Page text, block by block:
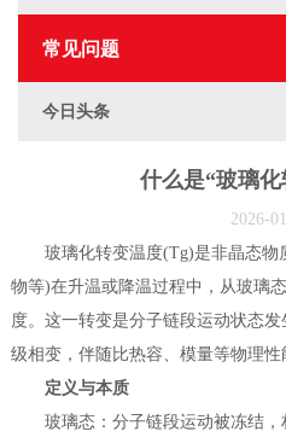
常见问题
今日头条
什么是“玻璃化
2026-
玻璃化转变温度(Tg)是非晶态物
物等)在升温或降温过程中，从玻璃
度。这一转变是分子链段运动状态
级相变，伴随比热容、模量等物理性
定义与本质
玻璃态：分子链段运动被冻结，